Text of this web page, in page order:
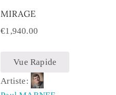
MIRAGE
€1,940.00
Vue Rapide
Artiste: